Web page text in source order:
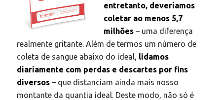
entretanto, deveríamos
coletar ao menos 5,7
milhões– uma diferença
realmente gritante. Além de termos um número de
coleta de sangue abaixo do ideal, lidamos
diariamente com perdas e descartes por fins
diversos– que distanciam ainda mais nosso
montante da quantia ideal. Deste modo, não só é